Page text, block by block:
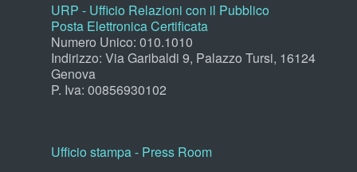
URP - Ufficio Relazioni con il Pubblico
Posta Elettronica Certificata
Numero Unico: 010.1010
Indirizzo: Via Garibaldi 9, Palazzo Tursi, 16124
Genova
P. Iva: 00856930102
Ufficio stampa - Press Room